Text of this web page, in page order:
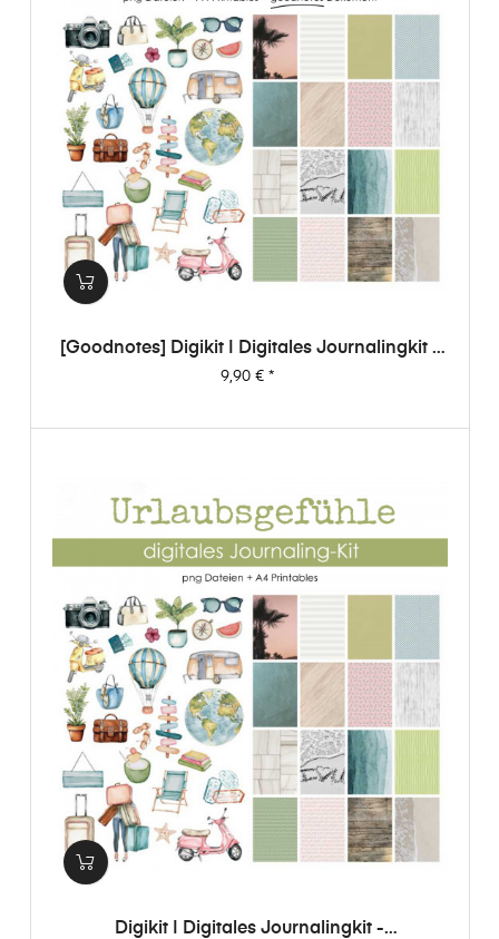
[Goodnotes] Digikit | Digitales Journalingkit -
Urlaubsgefühle
Preis
9,90 €*
Digikit | Digitales Journalingkit -